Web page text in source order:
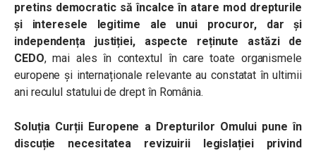
pretins democratic să încalce în atare mod drepturile
și interesele legitime ale unui procuror, dar și
independența justiției, aspecte reținute astăzi de
CEDO, mai ales în contextul în care toate organismele
europene și internaționale relevante au constatat în ultimii
ani reculul statului de drept în România.
Soluția Curții Europene a Drepturilor Omului pune în
discuție necesitatea revizuirii legislației privind